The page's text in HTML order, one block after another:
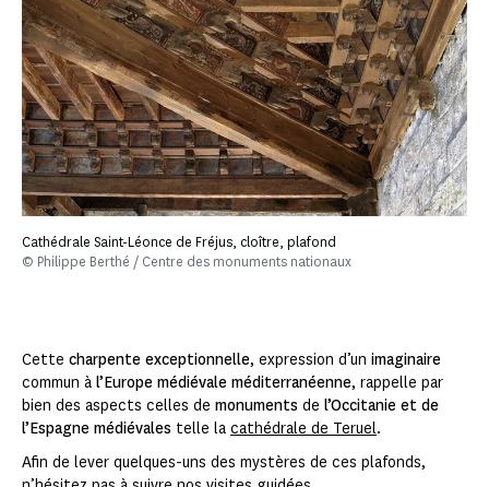
Cathédrale Saint-Léonce de Fréjus, cloître, plafond
© Philippe Berthé / Centre des monuments nationaux
Cette charpente exceptionnelle, expression d’un imaginaire
commun à l’Europe médiévale méditerranéenne, rappelle par
bien des aspects celles de monuments de l’Occitanie et de
l’Espagne médiévales telle la cathédrale de Teruel.
Afin de lever quelques-uns des mystères de ces plafonds,